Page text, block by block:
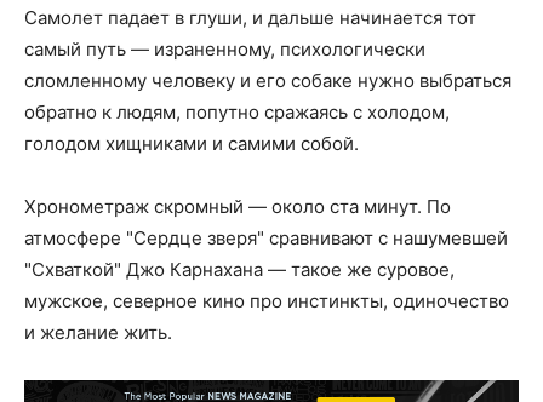
Самолет падает в глуши, и дальше начинается тот
самый путь — израненному, психологически
сломленному человеку и его собаке нужно выбраться
обратно к людям, попутно сражаясь с холодом,
голодом хищниками и самими собой.
Хронометраж скромный — около ста минут. По
атмосфере "Сердце зверя" сравнивают с нашумевшей
"Схваткой" Джо Карнахана — такое же суровое,
мужское, северное кино про инстинкты, одиночество
и желание жить.